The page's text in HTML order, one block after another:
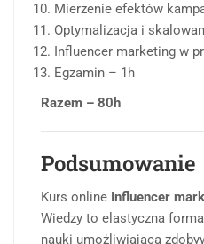
Mierzenie efektów
Optymalizacja i
Influencer marketing w
Egzamin – 1h
Razem – 80h
Podsumowanie
Kurs online Influencer
Wiedzy to elastyczna forma
nauki umożliwiająca